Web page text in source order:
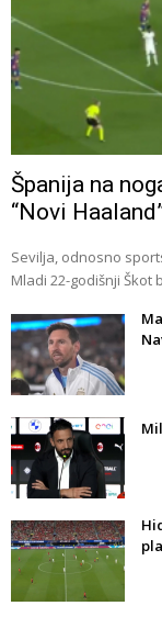
Španija na
“Novi
Sevilja, odnosno
Mladi 22-godišnji Škot